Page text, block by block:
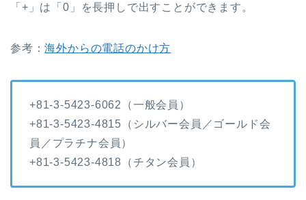
「+」は「0」を長押しで出すことができます。
参考：海外からの電話のかけ方
+81-3-5423-6062（一般会員）
+81-3-5423-4815（シルバー会員／ゴールド会
員／プラチナ会員）
+81-3-5423-4818（チタン会員）